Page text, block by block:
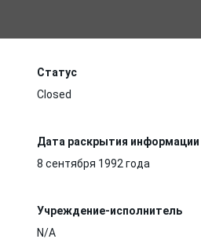
Статус
Closed
Дата раскрытия информации
8 сентября 1992 года
Учреждение-исполнитель
N/A